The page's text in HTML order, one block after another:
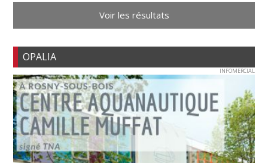
Voir les résultats
OPALIA
INFOMERCIAL